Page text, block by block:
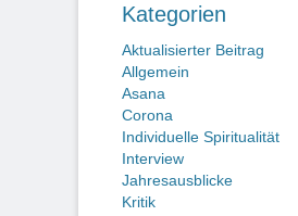
Kategorien
Aktualisierter Beitrag
Allgemein
Asana
Corona
Individuelle Spiritualität
Interview
Jahresausblicke
Kritik